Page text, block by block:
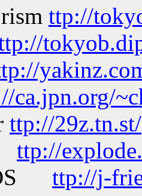
ttp://
ca.jpn.org/
ttp://29z.tn.st/
ttp://
ttp://j-